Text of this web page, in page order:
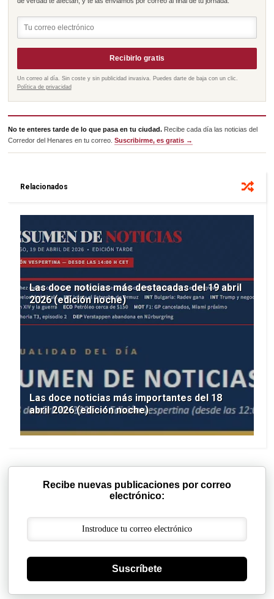
Recibirlo gratis
Un correo al día. Sin coste y sin publicidad invasiva. Puedes darte de baja con un clic.
Política de privacidad
No te enteres tarde de lo que pasa en tu ciudad. Recibe cada día las noticias del
Corredor del Henares en tu correo.Suscribirme, es gratis →
Relacionados
Las doce noticias más destacadas del 19 abril
2026 (edición noche)
Las doce noticias más importantes del 18
abril 2026 (edición noche)
Recibe nuevas publicaciones por correo
electrónico:
Suscríbete